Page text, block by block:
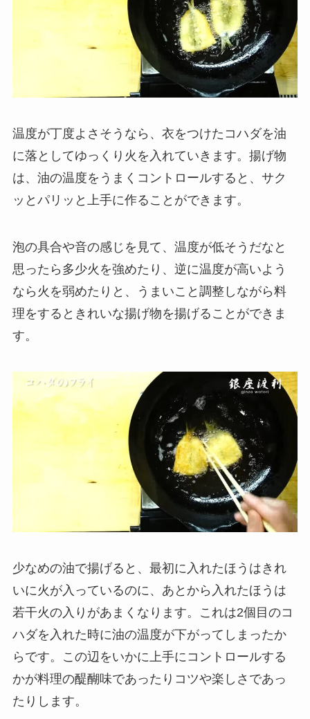
温度が丁度よさそうなら、衣をつけたコハダを油
に落としてゆっくり火を入れていきます。揚げ物
は、油の温度をうまくコントロールすると、サク
ッとパリッと上手に作ることができます。
泡の具合や音の感じを見て、温度が低そうだなと
思ったら多少火を強めたり、逆に温度が高いよう
なら火を弱めたりと、うまいこと調整しながら料
理をするときれいな揚げ物を揚げることができま
す。
少なめの油で揚げると、最初に入れたほうはきれ
いに火が入っているのに、あとから入れたほうは
若干火の入りがあまくなります。これは2個目のコ
ハダを入れた時に油の温度が下がってしまったか
らです。この辺をいかに上手にコントロールする
かが料理の醍醐味であったりコツや楽しさであっ
たりします。